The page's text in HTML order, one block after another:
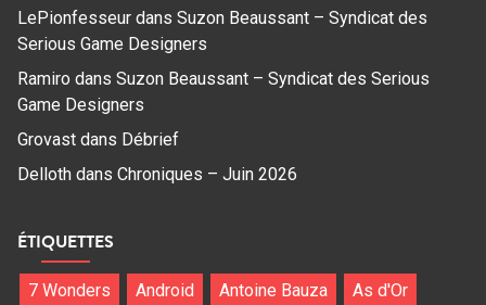
LePionfesseur dans Suzon Beaussant – Syndicat des
Serious Game Designers
Ramiro dans Suzon Beaussant – Syndicat des Serious
Game Designers
Grovast dans Débrief
Delloth dans Chroniques – Juin 2026
ÉTIQUETTES
7 Wonders Android Antoine Bauza
As d'Or